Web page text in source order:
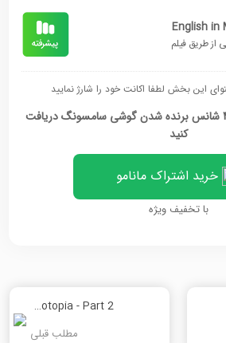
English in
از طریق فیلم
این بخش لطفا اکانت خود را شارژ نمایید
با خرید اشتراک 1 ساله، 4 شانس برنده شدن گوشی سامسونگ دریافت
کنید
خرید اشتراک مانامو
با تخفیف ویژه
Zootopia - Part 2
مطلب قبلی